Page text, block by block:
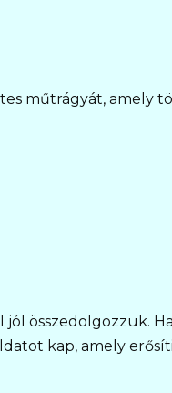
műtrágyát, amely
összedolgozzuk.
kap, amely